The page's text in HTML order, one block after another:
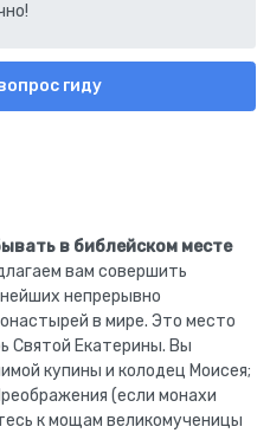
в библейском месте
вам совершить
непрерывно
в мире. Это место
Святой Екатерины. Вы
купины и колодец Моисея;
(если монахи
к мощам великомученицы
гиду